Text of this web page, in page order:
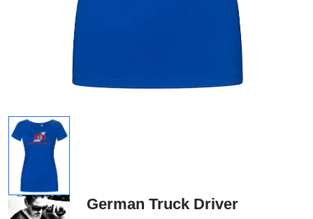
German Truck Driver